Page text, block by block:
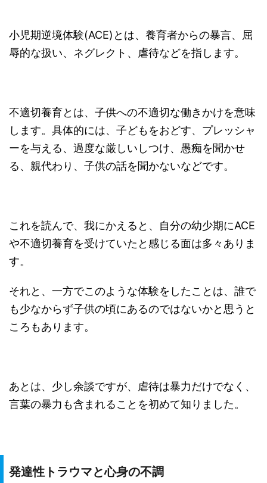
小児期逆境体験(ACE)とは、養育者からの暴言、屈
辱的な扱い、ネグレクト、虐待などを指します。
不適切養育とは、子供への不適切な働きかけを意味
します。具体的には、子どもをおどす、プレッシャ
ーを与える、過度な厳しいしつけ、愚痴を聞かせ
る、親代わり、子供の話を聞かないなどです。
これを読んで、我にかえると、自分の幼少期にACE
や不適切養育を受けていたと感じる面は多々ありま
す。
それと、一方でこのような体験をしたことは、誰で
も少なからず子供の頃にあるのではないかと思うと
ころもあります。
あとは、少し余談ですが、虐待は暴力だけでなく、
言葉の暴力も含まれることを初めて知りました。
発達性トラウマと心身の不調